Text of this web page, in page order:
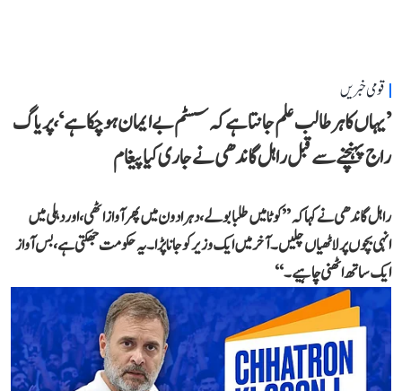
قومی خبریں
’یہاں کا ہر طالب علم جانتا ہے کہ سسٹم بے ایمان ہو چکا ہے‘، پریاگ
راج پہنچنے سے قبل راہل گاندھی نے جاری کیا پیغام
راہل گاندھی نے کہا کہ ’’کوٹا میں طلبا بولے، دہرادون میں پھر آواز اٹھی، اور دہلی میں
انہی بچوں پر لاٹھیاں چلیں۔ آخر میں ایک وزیر کو جانا پڑا۔ یہ حکومت جھکتی ہے، بس آواز
ایک ساتھ اٹھنی چاہیے۔‘‘